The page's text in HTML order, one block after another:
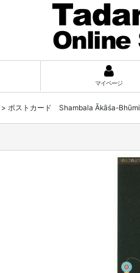
マイページ
> ポストカード Shambala Ākāśa-Bhūmi